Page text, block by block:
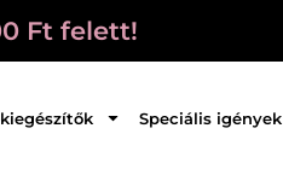
Ft felett!
Speciális igények